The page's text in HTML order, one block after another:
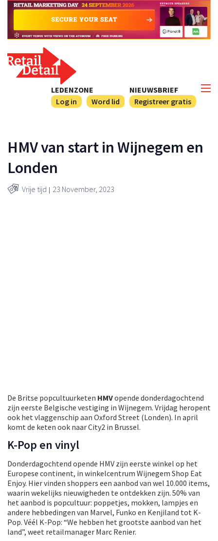
NIEUWSBRIEF
Registreer gratis
LEDENZONE
Log in
Word lid
HMV van start in Wijnegem en
Londen
Vrije tijd 23 November, 2023
De Britse popcultuurketen HMVopende donderdagochtend
zijn eerste Belgische vestiging in Wijnegem. Vrijdag heropent
ook het vlaggenschip aan Oxford Street (Londen). In april
komt de keten ook naar City2 in Brussel.
K-Pop en vinyl
Donderdagochtend opende HMV zijn eerste winkel op het
Europese continent, in winkelcentrum Wijnegem Shop Eat
Enjoy. Hier vinden shoppers een aanbod van wel 10.000 items,
waarin wekelijks nieuwigheden te ontdekken zijn. 50% van
het aanbod is popcultuur: poppetjes, mokken, lampjes en
andere hebbedingen van Marvel, Funko en Kenjiland tot K-
Pop. Véél K-Pop: “We hebben het grootste aanbod van het
land”, weet retailmanager Marc Renier.